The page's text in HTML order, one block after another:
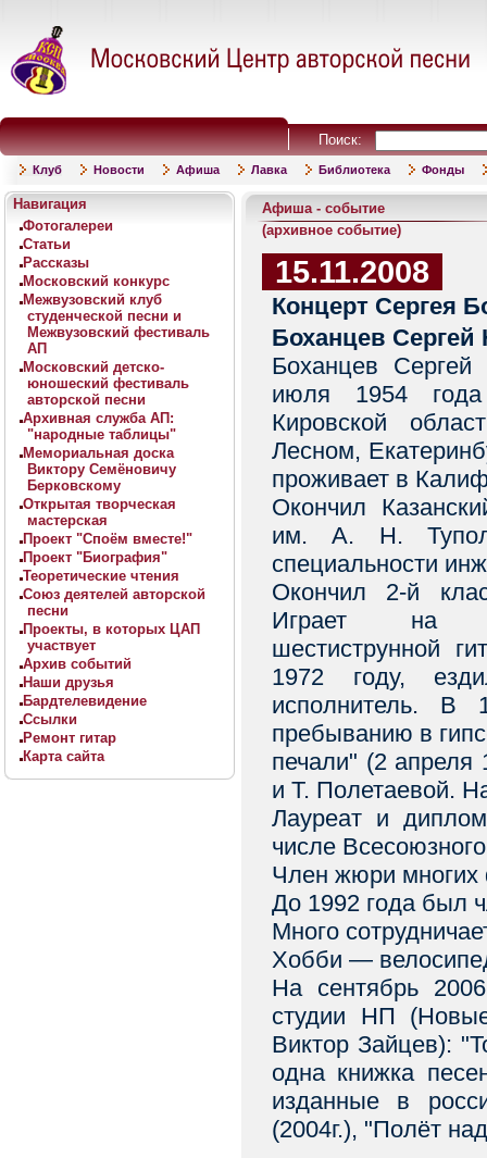
Поиск:
Клуб Новости Афиша Лавка Библиотека Фонды
Навигация
Фотогалереи
Статьи
Рассказы
Московский конкурс
Межвузовский клуб
студенческой песни и
Межвузовский фестиваль
АП
Московский детско-
юношеский фестиваль
авторской песни
Архивная служба АП:
"народные таблицы"
Мемориальная доска
Виктору Семёновичу
Берковскому
Открытая творческая
мастерская
Проект "Споём вместе!"
Проект "Биография"
Теоретические чтения
Союз деятелей авторской
песни
Проекты, в которых ЦАП
участвует
Архив событий
Наши друзья
Бардтелевидение
Ссылки
Ремонт гитар
Карта сайта
Афиша - событие
(архивное событие)
15.11.2008
Концерт Сергея
Боханцев
Боханцев
июля 1954
Кировской
Лесном,
проживает в
Окончил
им. А. Н.
специальности
Окончил 2-й
Играет на
шестиструнной
1972 году,
исполнитель. В
пребыванию в
печали" (2
и Т. Полетаевой.
Лауреат и
числе
Член жюри многих
До 1992 года был
Много
Хобби —
На сентябрь
студии НП
Виктор Зайцев):
одна книжка
изданные в
(2004г.), "Полёт